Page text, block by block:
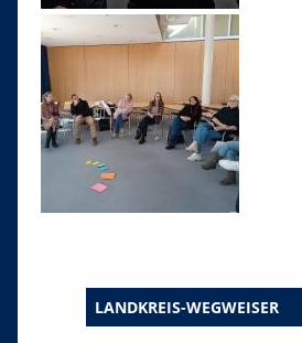
LANDKREIS-WEGWEISER